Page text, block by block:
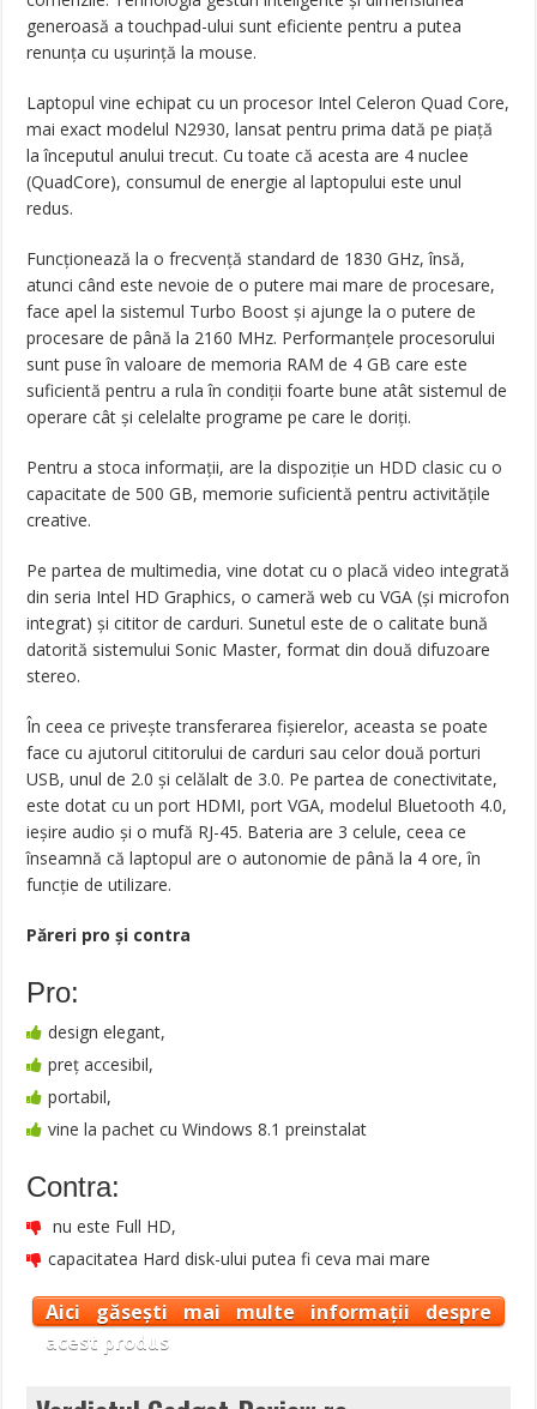
generoasă a touchpad-ului sunt eficiente pentru a putea
renunţa cu uşurinţă la mouse.
Laptopul vine echipat cu un procesor Intel Celeron Quad Core,
mai exact modelul N2930, lansat pentru prima dată pe piaţă
la începutul anului trecut. Cu toate că acesta are 4 nuclee
(QuadCore), consumul de energie al laptopului este unul
redus.
Funcţionează la o frecvenţă standard de 1830 GHz, însă,
atunci când este nevoie de o putere mai mare de procesare,
face apel la sistemul Turbo Boost şi ajunge la o putere de
procesare de până la 2160 MHz. Performanţele procesorului
sunt puse în valoare de memoria RAM de 4 GB care este
suficientă pentru a rula în condiţii foarte bune atât sistemul de
operare cât şi celelalte programe pe care le doriţi.
Pentru a stoca informaţii, are la dispoziţie un HDD clasic cu o
capacitate de 500 GB, memorie suficientă pentru activităţile
creative.
Pe partea de multimedia, vine dotat cu o placă video integrată
din seria Intel HD Graphics, o cameră web cu VGA (şi microfon
integrat) şi cititor de carduri. Sunetul este de o calitate bună
datorită sistemului Sonic Master, format din două difuzoare
stereo.
În ceea ce priveşte transferarea fişierelor, aceasta se poate
face cu ajutorul cititorului de carduri sau celor două porturi
USB, unul de 2.0 şi celălalt de 3.0. Pe partea de conectivitate,
este dotat cu un port HDMI, port VGA, modelul Bluetooth 4.0,
ieşire audio şi o mufă RJ-45. Bateria are 3 celule, ceea ce
înseamnă că laptopul are o autonomie de până la 4 ore, în
funcţie de utilizare.
Păreri pro şi contra
Pro:
design elegant,
preț accesibil,
portabil,
vine la pachet cu Windows 8.1 preinstalat
Contra:
nu este Full HD,
capacitatea Hard disk-ului putea fi ceva mai mare
Aici găsești mai multe informații despre
acest produs